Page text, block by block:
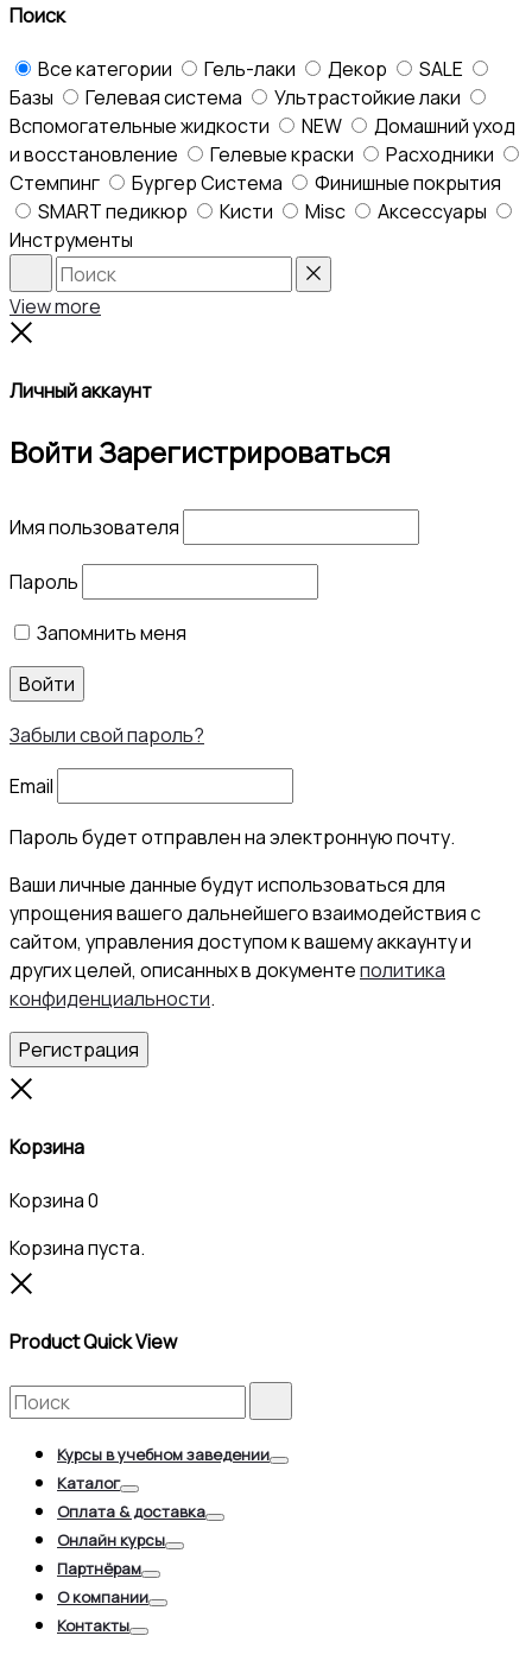
Поиск
Все категории Гель-лаки Декор
SALE
Базы
Гелевая система
Ультрастойкие лаки
Вспомогательные жидкости
NEW
Домашний уход
и восстановление
Гелевые краски
Расходники
Стемпинг
Бургер Система
Финишные покрытия
SMART педикюр
Кисти Misc
Аксессуары
Инструменты
Search
View more
Личный аккаунт
ВойтиЗарегистрироваться
Имя пользователя
Пароль
Запомнить меня
Войти
Забыли свой пароль?
Email
Пароль будет отправлен на электронную почту.
Ваши личные данные будут использоваться для
упрощения вашего дальнейшего взаимодействия с
сайтом, управления доступом к вашему аккаунту и
других целей, описанных в документеполитика
конфиденциальности.
Регистрация
Корзина
Корзина0
Корзина пуста.
Product Quick View
Search
for:
Курсы в учебном заведении
Каталог
Toggle
Оплата & доставка
Онлайн курсы
Партнёрам
О компании
Контакты